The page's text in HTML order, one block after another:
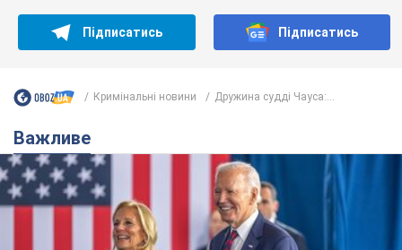
Підписатись Підписатись
Кримінальні новини Дружина судді Чауса:...
Важливе